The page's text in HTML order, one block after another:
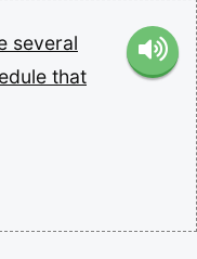
several
that